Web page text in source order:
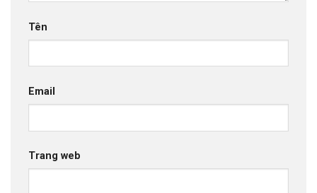
Tên
Email
Trang web